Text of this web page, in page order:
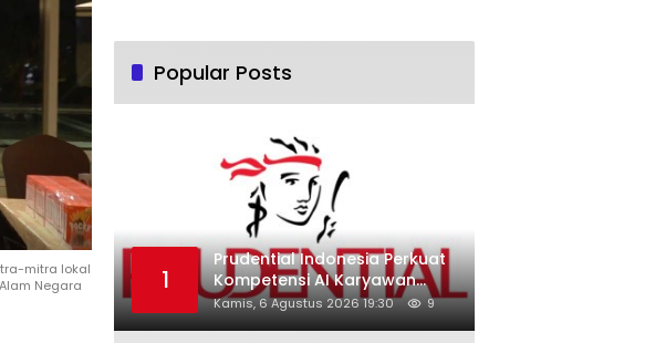
mitra lokal
Negara
Popular Posts
1
Prudential Indonesia Perkuat
Kompetensi AI Karyawan
Lewat AI Week
Kamis, 6 Agustus 2026 19:30 9